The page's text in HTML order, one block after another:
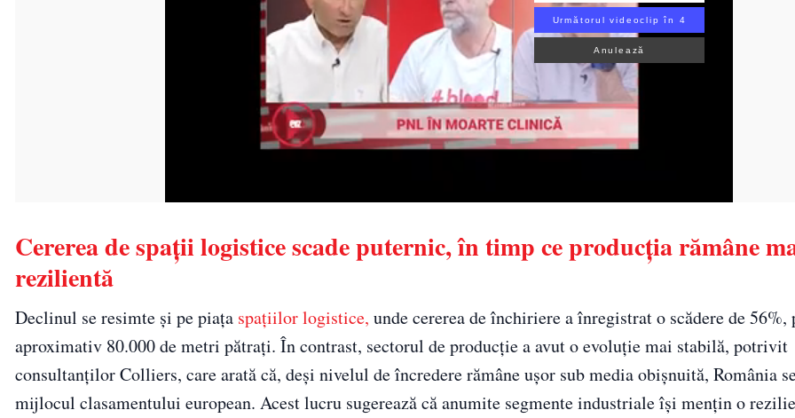
Următorul videoclip în 3
Anulează
Cererea de spații logistice scade puternic, în timp ce producția rămâne
rezilientă
Declinul se resimte și pe piața spațiilor logistice, unde cererea de închiriere a înregistrat o scădere de 56%,
aproximativ 80.000 de metri pătrați. În contrast, sectorul de producție a avut o evoluție mai stabilă, potrivit
consultanților Colliers, care arată că, deși nivelul de încredere rămâne ușor sub media obișnuită, România
mijlocul clasamentului european. Acest lucru sugerează că anumite segmente industriale își mențin o